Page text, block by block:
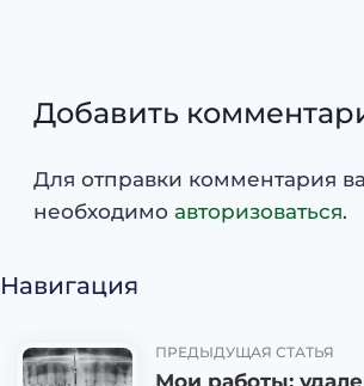
Добавить
Для отправки комментария
необходимо авторизоваться.
Навигация
ПРЕДЫДУЩАЯ СТАТЬЯ